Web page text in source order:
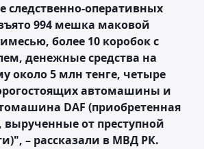
следственно-оперативных
994 мешка маковой
более 10 коробок с
денежные средства на
около 5 млн тенге, четыре
автомашины и
DAF (приобретенная
вырученные от преступной
– рассказали в МВД РК.